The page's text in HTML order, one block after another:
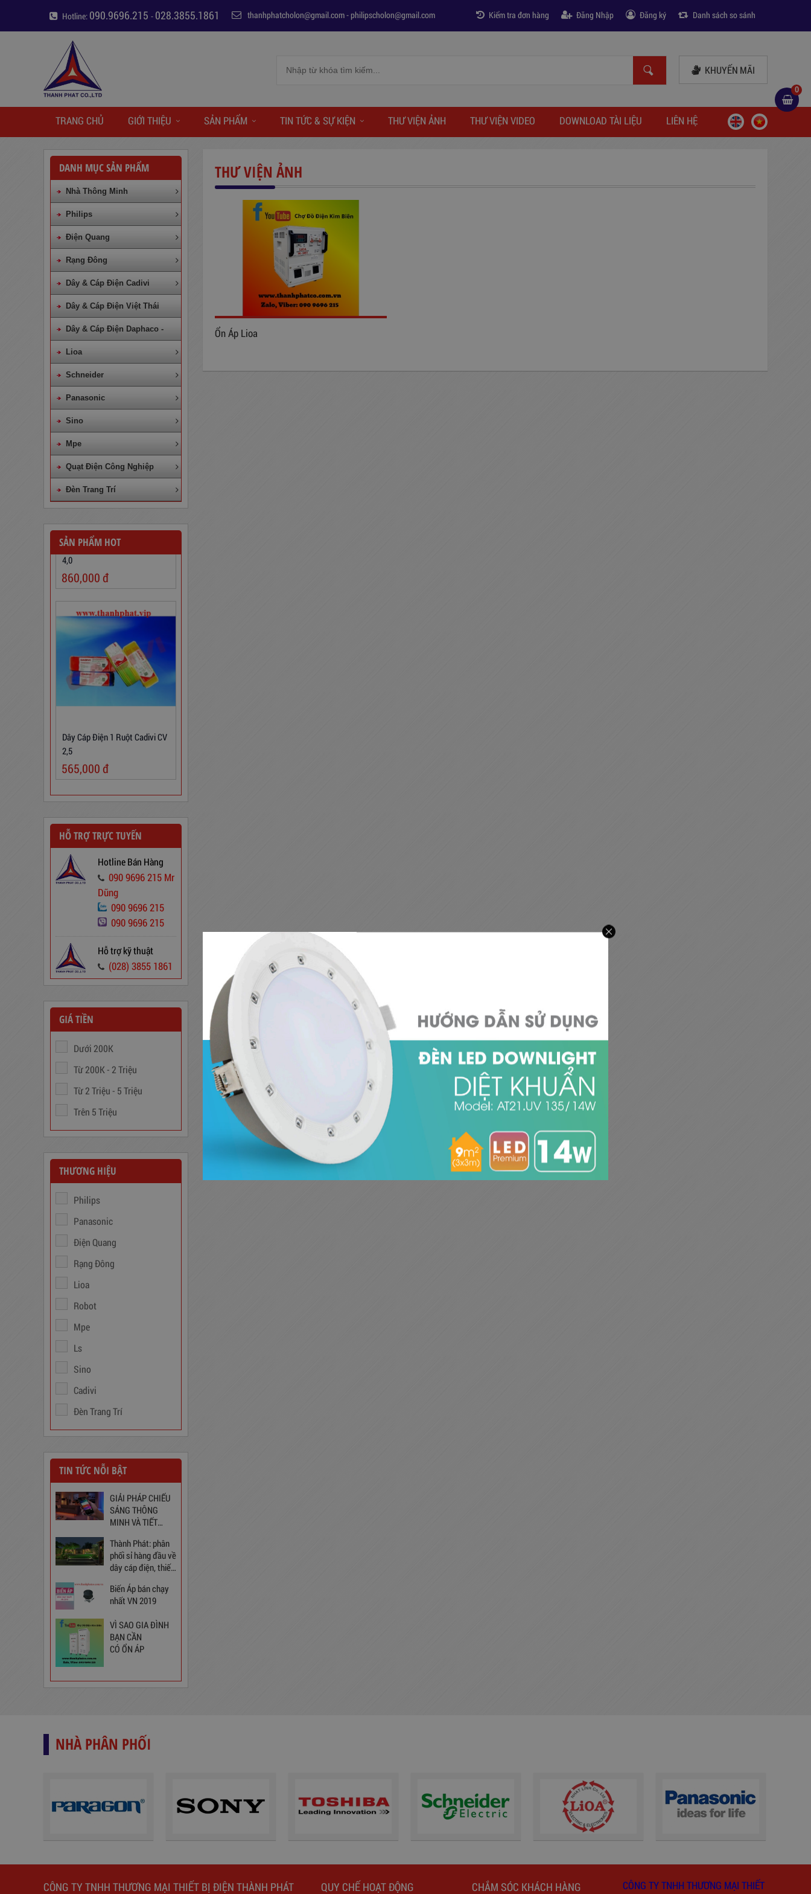
Hotline: 090.9696.215 - 028.3855.1861 thanhphatcholon@gmail.com-philipscholon@gmail.com Danh sách so sánh
Đăng ký
Đăng Nhập
Kiểm tra đơn hàng
KHUYẾN MÃI
0
TRANG CHỦ GIỚI THIỆU SẢN PHẨM TIN TỨC & SỰ KIỆN THƯ VIỆN ẢNH THƯ VIỆN VIDEO DOWNLOAD TÀI LIỆU LIÊN HỆ
THƯ VIỆN ẢNH
Ổn Áp Lioa
DANH MỤC SẢN PHẨM
Nhà Thông Minh
Philips
Điện Quang
Rạng Đông
Dây & Cáp Điện Cadivi
Dây & Cáp Điện Việt Thái
Dây & Cáp Điện Daphaco -
Lion
Lioa
Schneider
Panasonic
Sino
Mpe
Quạt Điện Công Nghiệp
Đèn Trang Trí
SẢN PHẨM HOT
Dây Cáp Điện 1 Ruột Cadivi CV
4,0
860,000đ
565,000
Dây Cáp Điện 1 Ruột Cadivi CV
346,000đ
Ổn Áp 1 Pha SH 5000 II NEW
2020
3,380,000đ
Biến Áp Đổi Nguồn DN020
775,000
Trạm Sạc Điện Thoại
2D22N5USB
310,000đ
Ổ Cắm Phổ Thông 6S5
Ổ Cắm Đa Năng 6DOF32WN
HỖ TRỢ TRỰC TUYẾN
Hotline Bán Hàng
090 9696 215 Mr
Dũng
090 9696 215
090 9696 215
Hỗ trợ kỹ thuật
(028) 3855 1861
GIÁ TIỀN
Dưới 200K
Từ 200K - 2 Triệu
Từ 2 Triệu - 5 Triệu
Trên 5 Triệu
THƯƠNG HIỆU
Philips
Panasonic
Điện Quang
Rạng Đông
Lioa
Robot
Mpe
Ls
Sino
Cadivi
Đèn Trang Trí
TIN TỨC NỖI BẬT
GIẢI PHÁP CHIẾU
SÁNG THÔNG
MINH VÀ TIẾT
NHÀ BẠN
Thành Phát: phân
phối sỉ hàng đầu về
dây cáp điện, thiết
sáng tại Việt Nam
Biến Áp bán chạy
nhất VN 2019
VÌ SAO GIA ĐÌNH
BẠN CẦN
CÓ ỔN ÁP
NHÀ PHÂN PHỐI
CÔNG TY TNHH THƯƠNG MẠI THIẾT BỊ ĐIỆN THÀNH PHÁT QUY CHẾ HOẠT ĐỘNG CHẮM SÓC KHÁCH HÀNG CÔNG TY TNHH THƯƠNG MẠI THIẾT